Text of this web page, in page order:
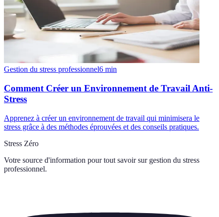
Gestion du stress professionnel6 min
Comment Créer un Environnement de Travail Anti-
Stress
Apprenez à créer un environnement de travail qui minimisera le
stress grâce à des méthodes éprouvées et des conseils pratiques.
Stress Zéro
Votre source d'information pour tout savoir sur gestion du stress
professionnel.